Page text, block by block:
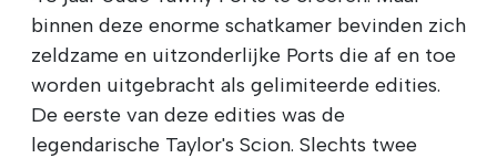
binnen deze enorme schatkamer bevinden zich
zeldzame en uitzonderlijke Ports die af en toe
worden uitgebracht als gelimiteerde edities.
De eerste van deze edities was de
legendarische Taylor's Scion. Slechts twee